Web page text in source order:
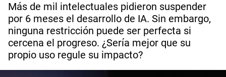
Más de mil intelectuales pidieron suspender
por 6 meses el desarrollo de IA. Sin embargo,
ninguna restricción puede ser perfecta si
cercena el progreso. ¿Sería mejor que su
propio uso regule su impacto?